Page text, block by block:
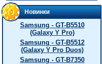
Новинки
Samsung - GT-B5510
(Galaxy Y Pro)
Samsung - GT-B5512
(Galaxy Y Pro Duos)
Samsung - GT-B7350